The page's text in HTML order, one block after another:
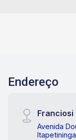
Endereço
Franciosi
Avenida